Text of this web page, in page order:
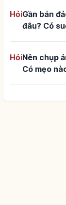
HỏiGần bán
đâu? Có
HỏiNên chụp
Có mẹo